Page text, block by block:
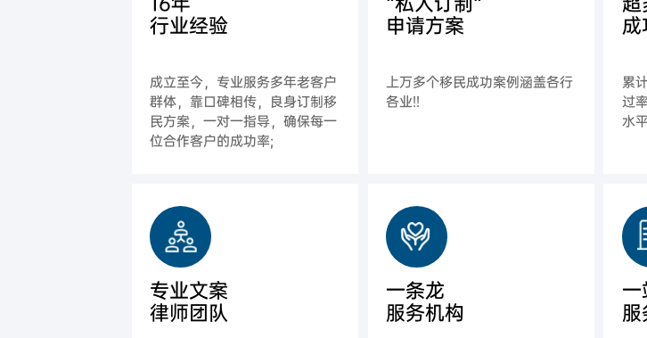
行业经验
成立至今，专业服务多年老客户
群体，靠口碑相传，良身订制移
民方案，一对一指导，确保每一
位合作客户的成功率;
申请方案
上万多个移民成功案例涵盖各行
各业!!
成
累
过
水平
专业文案
律师团队
一条龙
服务机构
一
服